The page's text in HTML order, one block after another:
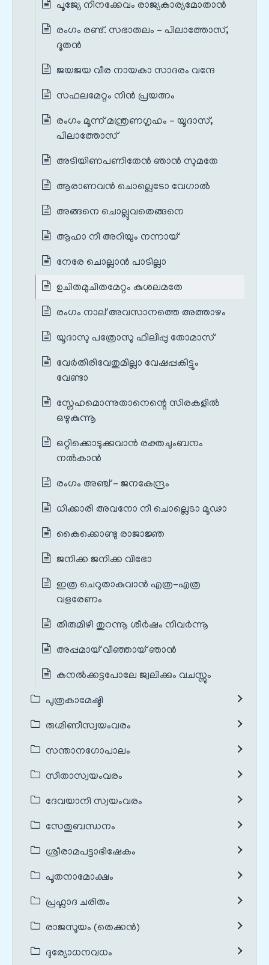
പൂജ്യേ നിനക്കേവം രാജ്യകാര്യമോതാൻ
രംഗം രണ്ട്. സഭാതലം - പിലാത്തോസ്‌,
ദൂതൻ
ജയജയ വീര നായകാ സാദരം വന്ദേ
സഫലമേറ്റം നിൻ പ്രയത്നം
രംഗം മൂന്ന് മന്ത്രണഗൃഹം - യൂദാസ്‌,
പിലാത്തോസ്‌
അടിയിണപണിതേൻ ഞാൻ സുമതേ
ആരാണവൻ ചൊല്ലെടോ വേഗാൽ
അങ്ങനെ ചൊല്ലുവതെങ്ങനെ
ആഹാ നീ അറിയും നന്നായ്‌
നേരേ ചൊല്ലാൻ പാടില്ലാ
ഉചിതമുചിതമേറ്റം കുശലമതേ
രംഗം നാല് അവസാനത്തെ അത്താഴം
യൂദാസു പത്രോസു ഫിലിപ്പു തോമാസ്‌
വേര്‍തിരിവേതുമില്ലാ വേഷപ്പകിട്ടും
വേണ്ടാ
സ്നേഹമൊന്നുതാനെന്റെ സിരകളിൽ
ഒഴുകുന്നൂ
ഒറ്റിക്കൊടുക്കുവാൻ രക്തചുംബനം
നല്‍കാൻ
രംഗം അഞ്ച് – ജനകേന്ദ്രം
ധിക്കാരി അവനോ നീ ചൊല്ലെടാ മൂഢാ
കൈക്കൊണ്ടു രാജാജ്ഞ
ജനിക്ക ജനിക്ക വിഭോ
ഇത്ര ചെറുതാകുവാൻ എത്ര-എത്ര
വളരേണം
തിരുമിഴി തുറന്നൂ ശീർഷം നിവര്‍ന്നൂ
അപ്പമായ്‌ വീഞ്ഞായ്‌ ഞാൻ
കനല്‍ക്കട്ടപോലേ ജ്വലിക്കും വചസ്സും
പുത്രകാമേഷ്ടി
രുഗ്മിണീസ്വയംവരം
സന്താനഗോപാലം
സീതാസ്വയംവരം
ദേവയാനി സ്വയംവരം
സേതുബന്ധനം
ശ്രീരാമപട്ടാഭിഷേകം
പൂതനാമോക്ഷം
പ്രഹ്ലാദ ചരിതം
രാജസൂയം (തെക്കൻ)
ദുര്യോധനവധം